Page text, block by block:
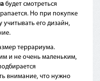
будет смотреться
Но при покупке
учитывать его дизайн,
террариума.
и не очень маленьким,
внимание, что нужно